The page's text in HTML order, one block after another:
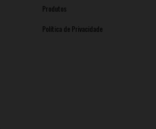
Produtos
Política de Privacidade